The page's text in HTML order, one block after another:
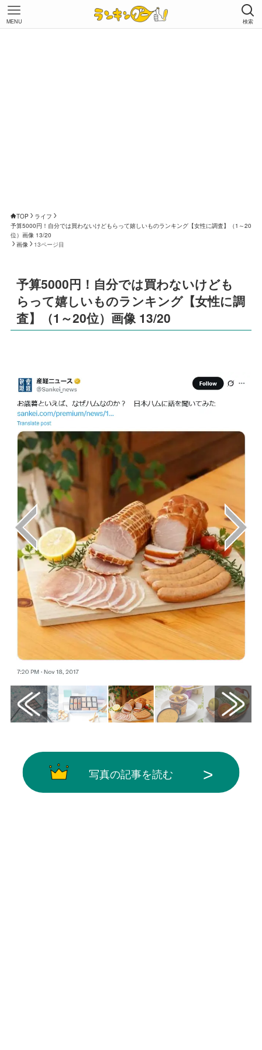
検索
MENU
TOP
ライフ
予算5000円！自分では買わないけどもらって嬉しいものランキング【女性に調査】（1～20
位）画像 13/20
画像
13ページ目
予算5000円！自分では買わないけども
らって嬉しいものランキング【女性に調
査】（1～20位）画像 13/20
写真の記事を読む